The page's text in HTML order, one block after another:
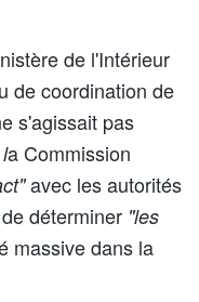
de l'Intérieur
de coordination de
s'agissait pas
la Commission
avec les autorités
déterminer "les
massive dans la